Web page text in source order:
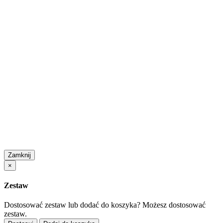
Zamknij
×
Zestaw
Dostosować zestaw lub dodać do koszyka? Możesz dostosować
zestaw.